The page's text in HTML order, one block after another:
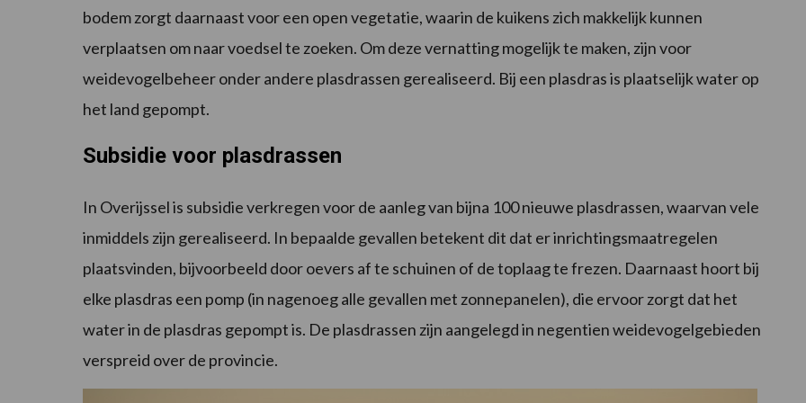
bodem zorgt daarnaast voor een open vegetatie, waarin de kuikens zich makkelijk kunnen
verplaatsen om naar voedsel te zoeken. Om deze vernatting mogelijk te maken, zijn voor
weidevogelbeheer onder andere plasdrassen gerealiseerd. Bij een plasdras is plaatselijk water op
het land gepompt.
Subsidie voor plasdrassen
In Overijssel is subsidie verkregen voor de aanleg van bijna 100 nieuwe plasdrassen, waarvan vele
inmiddels zijn gerealiseerd. In bepaalde gevallen betekent dit dat er inrichtingsmaatregelen
plaatsvinden, bijvoorbeeld door oevers af te schuinen of de toplaag te frezen. Daarnaast hoort bij
elke plasdras een pomp (in nagenoeg alle gevallen met zonnepanelen), die ervoor zorgt dat het
water in de plasdras gepompt is. De plasdrassen zijn aangelegd in negentien weidevogelgebieden
verspreid over de provincie.